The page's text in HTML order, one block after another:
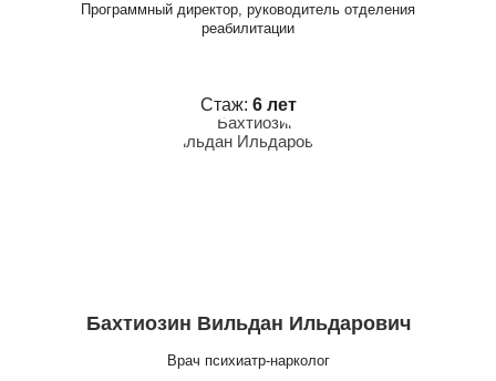
Программный директор, руководитель отделения
реабилитации
Стаж: 6 лет
Бахтиозин Вильдан Ильдарович
Врач психиатр-нарколог